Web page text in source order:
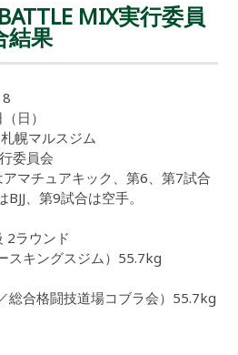
MIX実行委員
結果
日）
幌マルスジム
委員会
アマチュアキック、第6、第7試合
、第9試合は空手。
2ラウンド
スキングスジム）55.7kg
総合格闘技道場コブラ会）55.7kg